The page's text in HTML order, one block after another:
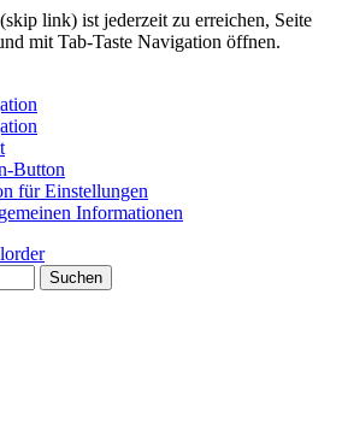
link) ist jederzeit zu erreichen, Seite
mit Tab-Taste Navigation öffnen.
Button
für Einstellungen
Informationen
Suchen